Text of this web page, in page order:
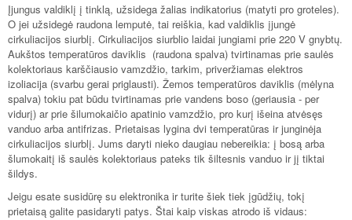
Įjungus valdiklį į tinklą, užsidega žalias indikatorius (matyti pro groteles).
O jei užsidegė raudona lemputė, tai reiškia, kad valdiklis įjungė
cirkuliacijos siurblį. Cirkuliacijos siurblio laidai jungiami prie 220 V gnybtų.
Aukštos temperatūros daviklis (raudona spalva) tvirtinamas prie saulės
kolektoriaus karščiausio vamzdžio, tarkim, priveržiamas elektros
izoliacija (svarbu gerai priglausti). Žemos temperatūros daviklis (mėlyna
spalva) tokiu pat būdu tvirtinamas prie vandens boso (geriausia - per
vidurį) ar prie šilumokaičio apatinio vamzdžio, pro kurį išeina atvėsęs
vanduo arba antifrizas. Prietaisas lygina dvi temperatūras ir junginėja
cirkuliacijos siurblį. Jums daryti nieko daugiau nebereikia: į bosą arba
šlumokaitį iš saulės kolektoriaus pateks tik šiltesnis vanduo ir jį tiktai
šildys.
Jeigu esate susidūrę su elektronika ir turite šiek tiek įgūdžių, tokį
prietaisą galite pasidaryti patys. Štai kaip viskas atrodo iš vidaus: